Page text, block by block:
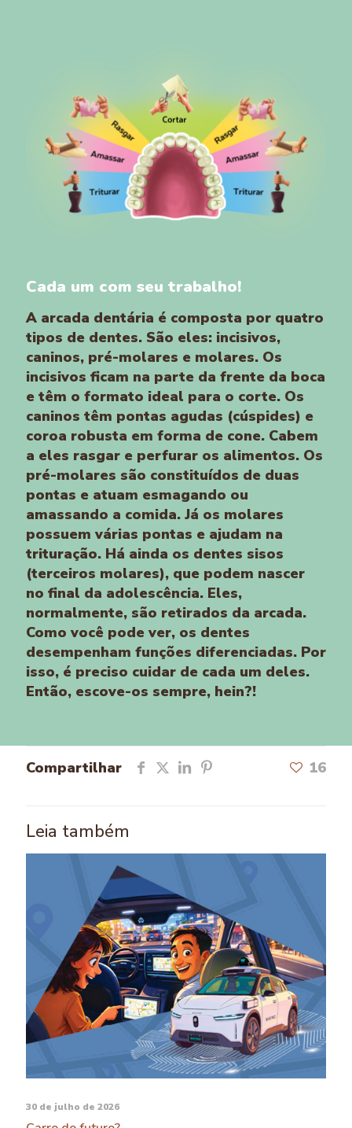
Cada um com seu trabalho!
A arcada dentária é composta por quatro
tipos de dentes. São eles: incisivos,
caninos, pré-molares e molares. Os
incisivos ficam na parte da frente da boca
e têm o formato ideal para o corte. Os
caninos têm pontas agudas (cúspides) e
coroa robusta em forma de cone. Cabem
a eles rasgar e perfurar os alimentos. Os
pré-molares são constituídos de duas
pontas e atuam esmagando ou
amassando a comida. Já os molares
possuem várias pontas e ajudam na
trituração. Há ainda os dentes sisos
(terceiros molares), que podem nascer
no final da adolescência. Eles,
normalmente, são retirados da arcada.
Como você pode ver, os dentes
desempenham funções diferenciadas. Por
isso, é preciso cuidar de cada um deles.
Então, escove-os sempre, hein?!
Compartilhar 16
Leia também
30 de julho de 2026